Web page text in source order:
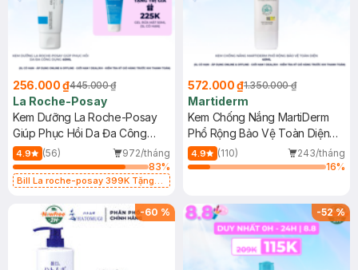
256.000 ₫445.000 ₫
La Roche-Posay
Kem Dưỡng La Roche-Posay
Giúp Phục Hồi Da Đa Công
Dụng 40ml
4.9 (56)
972/tháng
83%
Bill La roche-posay 399K Tặng
(SL có hạn)
572.000 ₫1.350.000 ₫
Martiderm
Kem Chống Nắng MartiDerm
Phổ Rộng Bảo Vệ Toàn Diện
40ml
4.9 (110)
243/tháng
16%
-60 % -52%